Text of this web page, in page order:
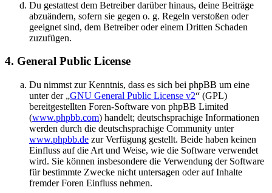
Du gestattest dem Betreiber darüber hinaus, deine Beiträge
abzuändern, sofern sie gegen o. g. Regeln verstoßen oder
geeignet sind, dem Betreiber oder einem Dritten Schaden
zuzufügen.
4. General Public License
Du nimmst zur Kenntnis, dass es sich bei phpBB um eine
unter der „GNU General Public License v2“ (GPL)
bereitgestellten Foren-Software von phpBB Limited
(www.phpbb.com) handelt; deutschsprachige Informationen
werden durch die deutschsprachige Community unter
www.phpbb.de zur Verfügung gestellt. Beide haben keinen
Einfluss auf die Art und Weise, wie die Software verwendet
wird. Sie können insbesondere die Verwendung der Software
für bestimmte Zwecke nicht untersagen oder auf Inhalte
fremder Foren Einfluss nehmen.